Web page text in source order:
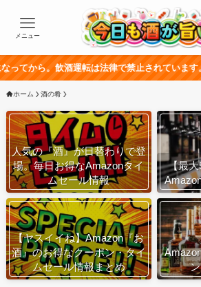
メニュー
酒運転は法律で禁止されています。妊娠中や
ホーム 酒の肴
人気の『酒』が日替わりで登
場。毎日お得なAmazonタイ
ムセール情報
【最
【ヤスイイね】Amazon『お
酒』のお得なクーポン・タイ
ムセール情報まとめ